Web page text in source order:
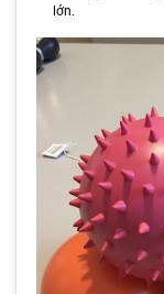
lớn.